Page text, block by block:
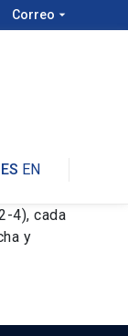
Correo arrow_drop_down
ES EN
4), cada
y